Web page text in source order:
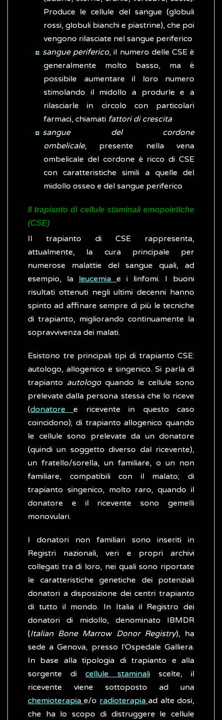
Produce le cellule del sangue (globuli
rossi, globuli bianchi e piastrine), che poi
vengono rilasciate nel sangue periferico
sangue periferico, il numero delle CSE è
generalmente molto basso, ma è
possibile aumentare il loro numero
stimolando il midollo a produrle e a
rilasciarle in circolo con particolari
farmaci, chiamati fattori di crescita
sangue del cordone
ombelicale, presente nella vena
ombelicale del cordone è ricco di CSE
con caratteristiche simili a quelle del
midollo osseo e del sangue periferico
Il trapianto di cellule staminali emopoietiche
(CSE)
Il trapianto di CSE rappresenta,
attualmente, la cura principale per
numerose malattie del sangue quali, ad
esempio, la leucemia e i linfomi. I buoni
risultati ottenuti negli ultimi decenni hanno
spinto ad affinare sempre di più le tecniche
di trapianto, migliorando continuamente la
sopravvivenza dei malati.
Esistono tre principali tipi di trapianto CSE:
autologo, allogenico e singenico. Si parla di
trapianto autologoquando le cellule sono
prelevate dalla persona stessa che lo riceve
(donatoree ricevente in questo caso
coincidono); di trapianto allogenico quando
le cellule sono prelevate da un donatore
(quindi un soggetto diverso dal ricevente),
un fratello/sorella, un familiare, o un non
familiare, compatibili con il malato; di
trapianto singenico, molto raro, quando il
donatore e il ricevente sono gemelli
monovulari.
I donatori non familiari sono inseriti in
Registri nazionali, veri e propri archivi
collegati tra di loro, nei quali sono riportate
le caratteristiche genetiche dei potenziali
donatori a disposizione dei centri trapianto
di tutto il mondo. In Italia il Registro dei
donatori di midollo, denominato IBMDR
(Italian Bone Marrow Donor Registry), ha
sede a Genova, presso l'Ospedale Galliera.
In base alla tipologia di trapianto e alla
sorgente dicellule staminaliscelte, il
ricevente viene sottoposto ad una
chemioterapiae/o radioterapiaad alte dosi,
che ha lo scopo di distruggere le cellule